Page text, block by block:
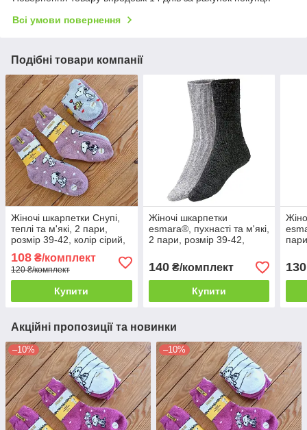
Всі умови повернення
Подібні товари компанії
Жіночі шкарпетки Снупі,
теплі та м'які, 2 пари,
розмір 39-42, колір сірий,
рожевий
108 ₴/комплект
120 ₴/комплект
Купити
Жіночі шкарпетки
esmara®, пухнасті та м'які,
2 пари, розмір 39-42,
140₴/комплект
Купити
130
Акційні пропозиції та новинки
–10% –10%